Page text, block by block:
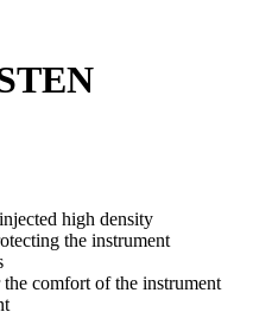
high density
the instrument
comfort of the instrument